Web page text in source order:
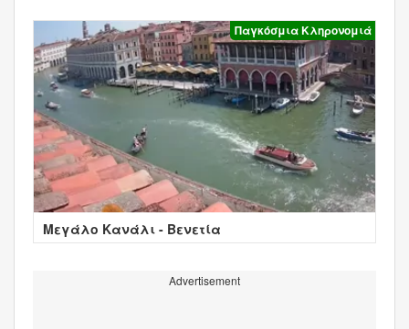
Παγκόσμια Κληρονομιά
Μεγάλο Κανάλι - Βενετία
Advertisement